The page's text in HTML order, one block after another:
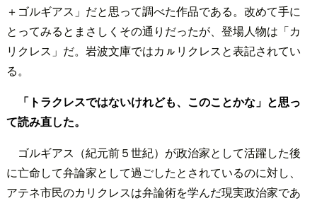
＋ゴルギアス」だと思って調べた作品である。改めて手に
とってみるとまさしくその通りだったが、登場人物は「カ
リクレス」だ。岩波文庫ではカㇽリクレスと表記されてい
る。
「トラクレスではないけれども、このことかな」と思っ
て読み直した。
ゴルギアス（紀元前５世紀）が政治家として活躍した後
に亡命して弁論家として過ごしたとされているのに対し、
アテネ市民のカリクレスは弁論術を学んだ現実政治家であ